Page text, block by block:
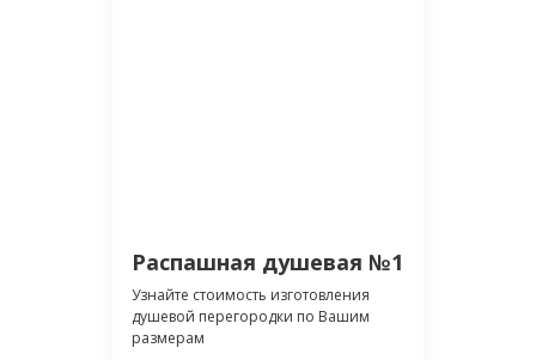
Распашная душевая №1
Узнайте стоимость изготовления
душевой перегородки по Вашим
размерам